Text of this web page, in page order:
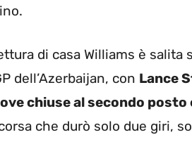
di casa Williams è
dell’Azerbaijan, con Lance
chiuse al secondo posto
che durò solo due giri,